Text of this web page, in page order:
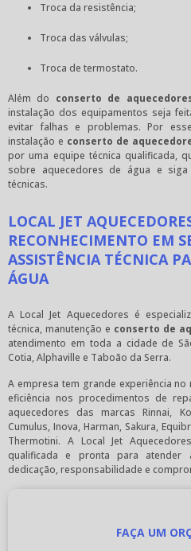
Troca da resistência;
Troca das válvulas;
Troca de termostato.
Além do conserto de
instalação dos equipamentos seja
evitar falhas e problemas. Por
instalação e conserto de
por uma equipe técnica qualificada,
sobre aquecedores de água e
técnicas.
LOCAL JET
RECONHECIMENTO EM
ASSISTÊNCIA TÉCNICA
ÁGUA
A Local Jet Aquecedores é
técnica, manutenção e conserto de
atendimento em toda a cidade de
Cotia, Alphaville e Taboão da Serra.
A empresa tem grande experiência
eficiência nos procedimentos de
aquecedores das marcas Rinnai,
Cumulus, Inova, Harman, Sakura,
Thermotini. A Local Jet
qualificada e pronta para
dedicação, responsabilidade e
FAÇA UM